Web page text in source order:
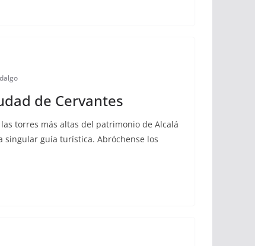
de Cervantes
torres más altas del patrimonio de Alcalá
singular guía turística. Abróchense los